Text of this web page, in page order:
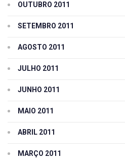
OUTUBRO 2011
SETEMBRO 2011
AGOSTO 2011
JULHO 2011
JUNHO 2011
MAIO 2011
ABRIL 2011
MARÇO 2011